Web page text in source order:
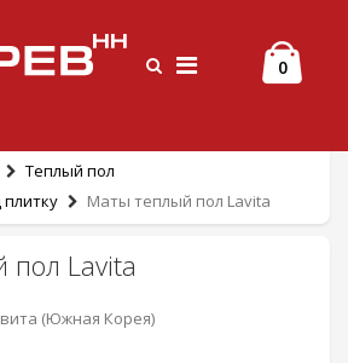
0
Теплый пол
Маты теплый пол Lavita
пол Lavita
(Южная Корея)